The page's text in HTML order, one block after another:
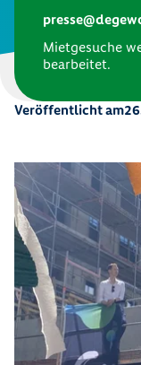
Mietgesuche
bearbeitet.
Veröffentlicht am